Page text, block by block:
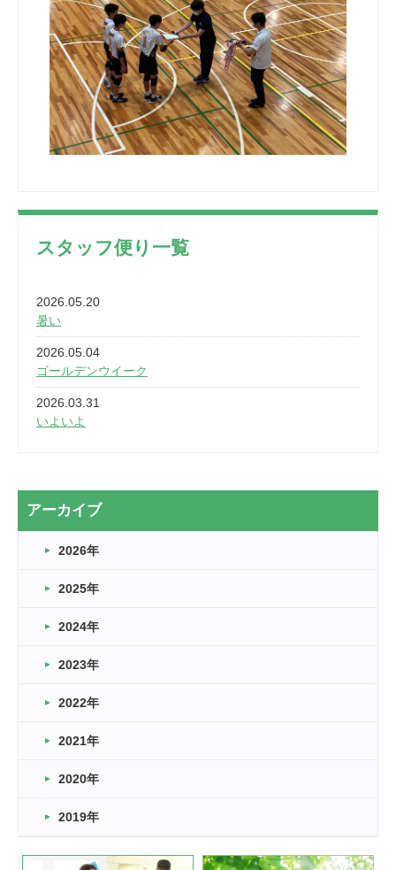
スタッフ便り一覧
2026.05.20
暑い
2026.05.04
ゴールデンウイーク
2026.03.31
いよいよ
2026.03.20
なぎなた
2026.03.16
車いすバスケとRくんのお話
卒業・卒園の季節★
2026.03.11
緑ケ丘体育館
2022.11.03
緑ケ丘体育館
いたっぼーる大会☆彡
アーカイブ
2026年
2025年
2024年
2023年
2022年
2021年
2020年
2019年